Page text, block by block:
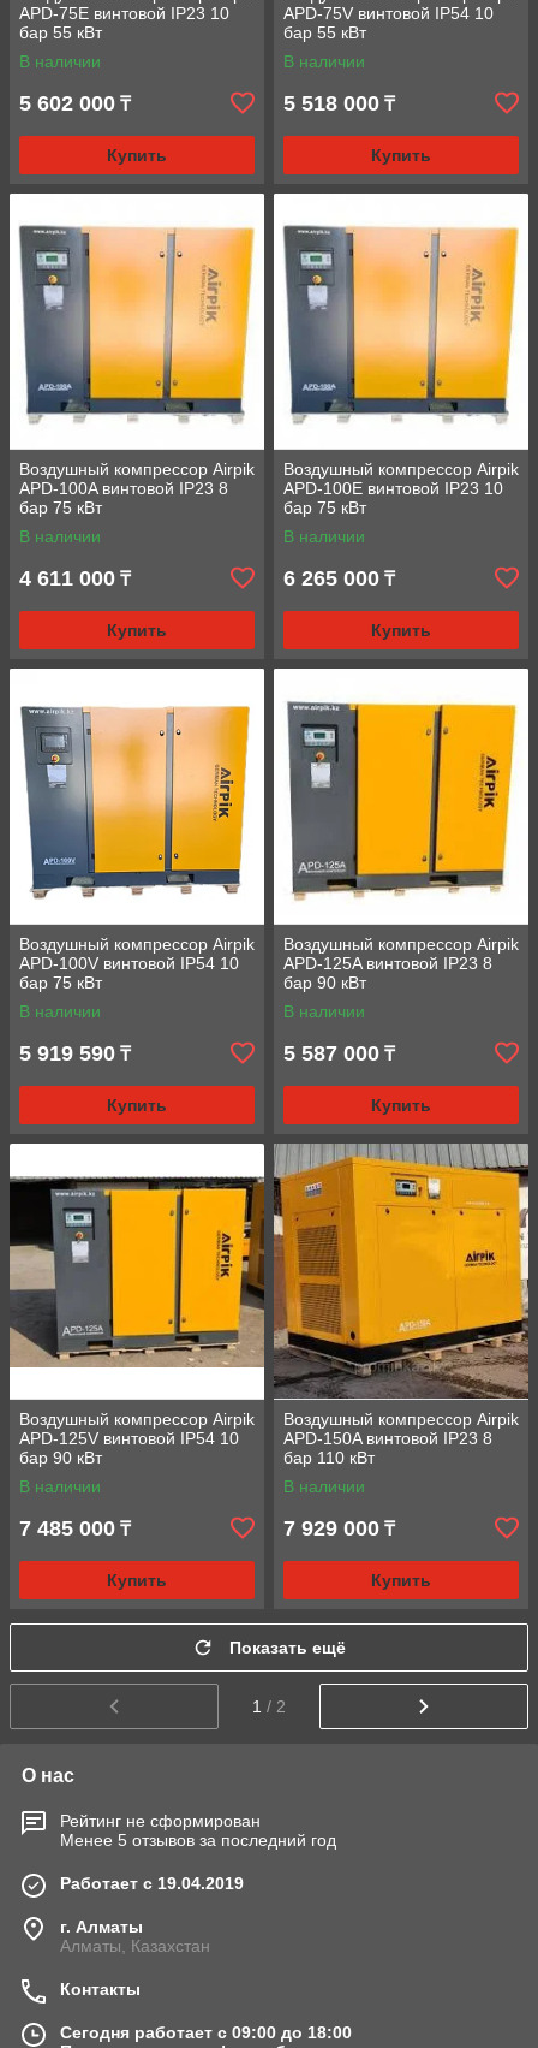
APD-75E винтовой IP23 10
бар 55 кВт
В наличии
5 602 000 ₸
Купить
APD-75V винтовой IP54 10
бар 55 кВт
В наличии
5 518 000 ₸
Купить
Воздушный компрессор Airpik
APD-100A винтовой IP23 8
бар 75 кВт
В наличии
4 611 000 ₸
Купить
Воздушный компрессор Airpik
APD-100E винтовой IP23 10
бар 75 кВт
В наличии
6 265 000 ₸
Купить
Воздушный компрессор Airpik
APD-100V винтовой IP54 10
бар 75 кВт
В наличии
5 919 590 ₸
Купить
Воздушный компрессор Airpik
APD-125A винтовой IP23 8
бар 90 кВт
В наличии
5 587 000 ₸
Купить
Воздушный компрессор Airpik
APD-125V винтовой IP54 10
бар 90 кВт
В наличии
7 485 000 ₸
Купить
Воздушный компрессор Airpik
APD-150A винтовой IP23 8
бар 110 кВт
В наличии
7 929 000 ₸
Купить
Показать ещё
1 / 2
О нас
Рейтинг не сформирован
Менее 5 отзывов за последний год
Работает с 19.04.2019
г. Алматы
Алматы, Казахстан
Контакты
Сегодня работает с 09:00 до 18:00